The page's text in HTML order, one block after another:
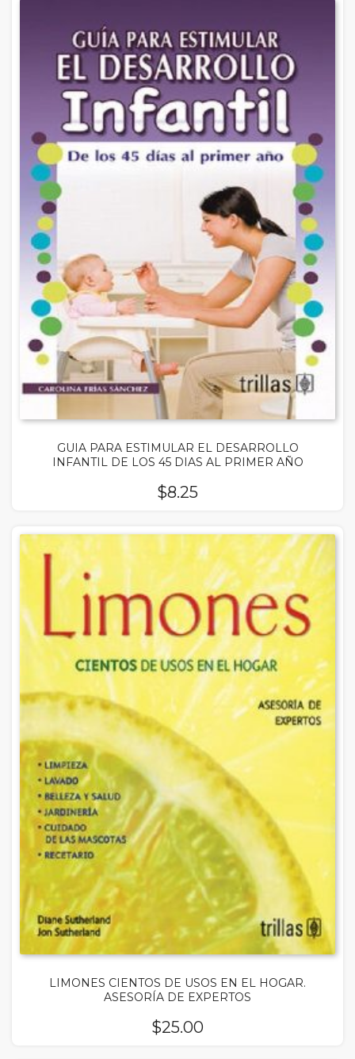
GUIA PARA ESTIMULAR EL DESARROLLO
INFANTIL DE LOS 45 DIAS AL PRIMER AÑO
$8.25
LIMONES CIENTOS DE USOS EN EL HOGAR.
ASESORÍA DE EXPERTOS
$25.00